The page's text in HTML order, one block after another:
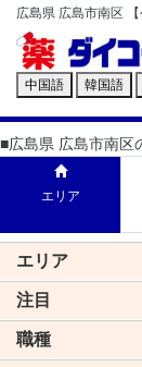
広島県 広島市南区
中国語 韓国語
■広島県 広島市南区
エリア
エリア
注目
職種